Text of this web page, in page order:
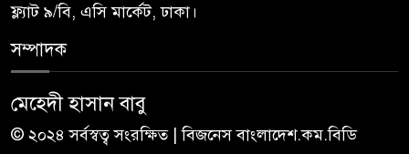
ফ্ল্যাট ৯/বি, এসি মার্কেট, ঢাকা।
সম্পাদক
মেহেদী হাসান বাবু
© ২০২৪ সর্বস্বত্ব সংরক্ষিত | বিজনেস বাংলাদেশ.কম.বিডি